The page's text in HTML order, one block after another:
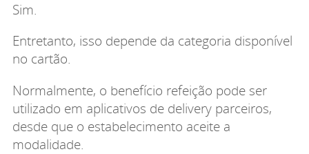
Sim.
Entretanto, isso depende da categoria disponível
no cartão.
Normalmente, o benefício refeição pode ser
utilizado em aplicativos de delivery parceiros,
desde que o estabelecimento aceite a
modalidade.